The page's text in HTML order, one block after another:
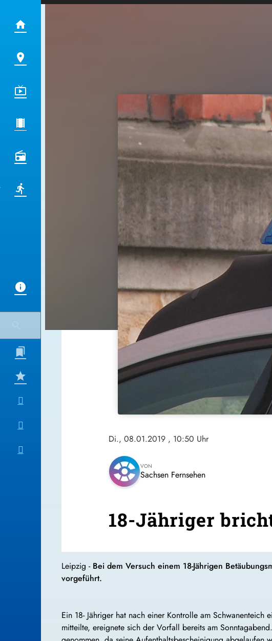
Di., 08.01.2019 , 10:50 Uhr
VON
Sachsen Fernsehen
18-Jähriger
Leipzig - Bei dem Versuch einem 18-Jährigen
vorgeführt.
Ein 18- Jähriger hat nach einer Kontrolle am
mitteilte, ereignete sich der Vorfall bereits am